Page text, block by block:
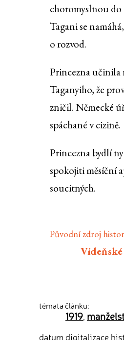
choromyslnou do
Tagani se
o rozvod.
Princezna učinila
Taganyiho, že
zničil. Německé
spáchané v cizině.
Princezna bydlí
spokojiti měsíční
soucitných.
Původní zdroj
témata článku:
1919,
datum digitalizace